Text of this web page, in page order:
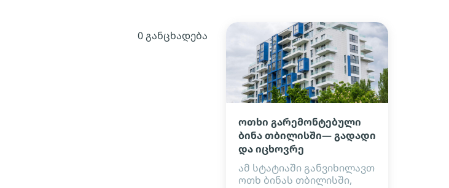
0 განცხადება
ოთხი გარემონტებული
ბინა თბილისში— გადადი
და იცხოვრე
ამ სტატიაში განვიხილავთ
ოთხ ბინას თბილისში,